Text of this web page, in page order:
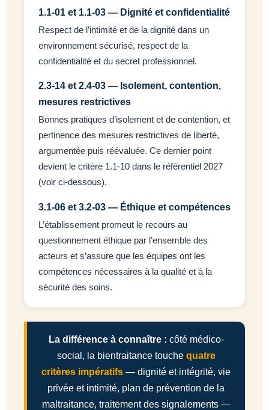
1.1-01 et 1.1-03 — Dignité et confidentialité
Respect de l’intimité et de la dignité dans un
environnement sécurisé, respect de la
confidentialité et du secret professionnel.
2.3-14 et 2.4-03 — Isolement, contention,
mesures restrictives
Bonnes pratiques d’isolement et de contention, et
pertinence des mesures restrictives de liberté,
argumentée puis réévaluée. Ce dernier point
devient le critère 1.1-10 dans le référentiel 2027
(voir ci-dessous).
3.1-06 et 3.2-03 — Éthique et compétences
L’établissement promeut le recours au
questionnement éthique par l’ensemble des
acteurs et s’assure que les équipes ont les
compétences nécessaires à la qualité et à la
sécurité des soins.
La différence à connaître : côté médico-
social, la bientraitance touche quatre
critères impératifs — dignité et intégrité, vie
privée et intimité, plan de prévention de la
maltraitance, traitement des signalements —